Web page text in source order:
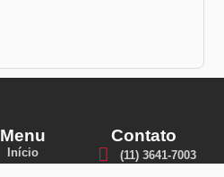
Menu
Início
Contato
(11) 3641-7003